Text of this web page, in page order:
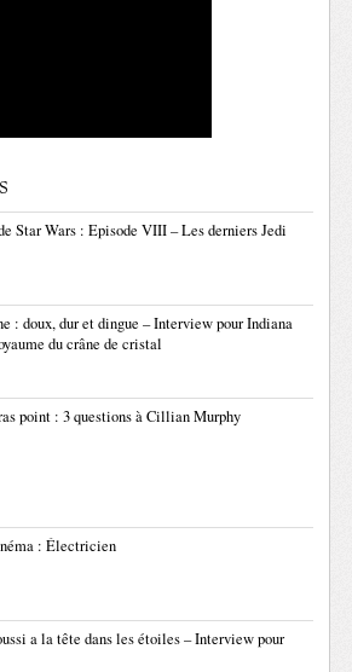
Star Wars : Episode VIII – Les derniers Jedi
: doux, dur et dingue – Interview pour Indiana
du crâne de cristal
point : 3 questions à Cillian Murphy
: Électricien
a la tête dans les étoiles – Interview pour